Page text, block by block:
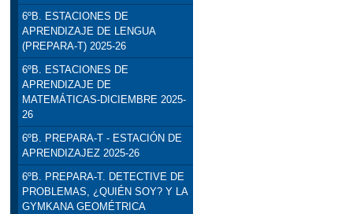
6ºB. ESTACIONES DE
APRENDIZAJE DE LENGUA
(PREPARA-T) 2025-26
6ºB. ESTACIONES DE
APRENDIZAJE DE
MATEMÁTICAS-DICIEMBRE 2025-
26
6ºB. PREPARA-T - ESTACIÓN DE
APRENDIZAJEZ 2025-26
6ºB. PREPARA-T. DETECTIVE DE
PROBLEMAS, ¿QUIÉN SOY? Y LA
GYMKANA GEOMÉTRICA